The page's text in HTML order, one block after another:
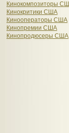
Кинокомпозиторы
Кинокритики США
Кинооператоры США
Кинопремии США
Кинопродюсеры США